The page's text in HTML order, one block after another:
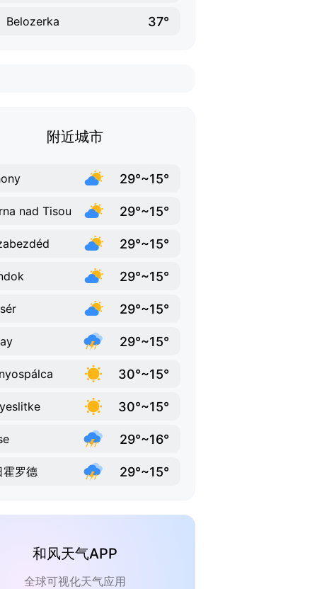
Belozerka 37°
附近城市
29°~15°
nad Tisou 29°~15°
29°~15°
29°~15°
29°~15°
29°~15°
30°~15°
30°~15°
29°~16°
霍罗德 29°~15°
和风天气APP
全球可视化天气应用